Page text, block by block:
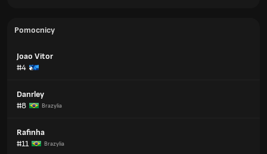
Pomocnicy
Joao Vitor
#4
Danrley
#8
Brazylia
Rafinha
#11
Brazylia